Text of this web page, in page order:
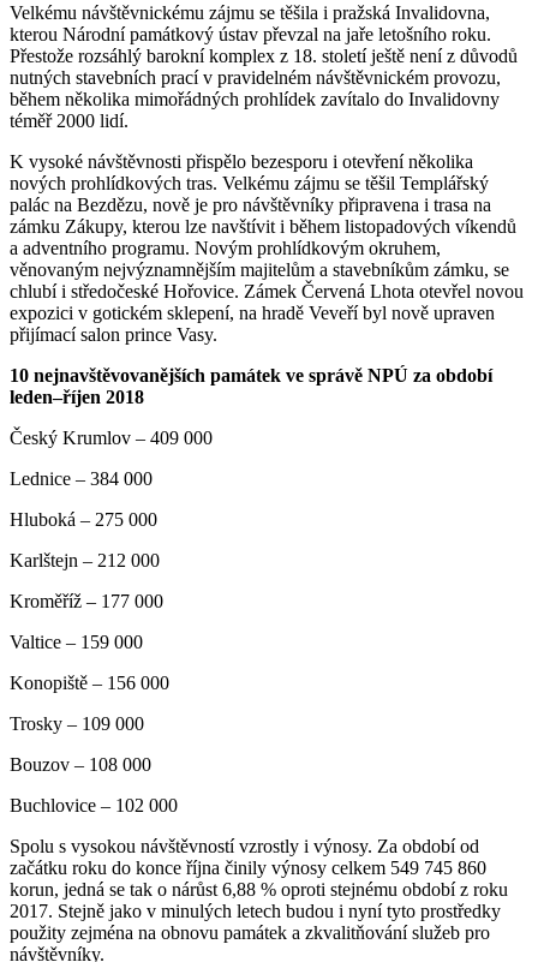
Velkému návštěvnickému zájmu se těšila i pražská Invalidovna,
kterou Národní památkový ústav převzal na jaře letošního roku.
Přestože rozsáhlý barokní komplex z 18. století ještě není z důvodů
nutných stavebních prací v pravidelném návštěvnickém provozu,
během několika mimořádných prohlídek zavítalo do Invalidovny
téměř 2000 lidí.
K vysoké návštěvnosti přispělo bezesporu i otevření několika
nových prohlídkových tras. Velkému zájmu se těšil Templářský
palác na Bezdězu, nově je pro návštěvníky připravena i trasa na
zámku Zákupy, kterou lze navštívit i během listopadových víkendů
a adventního programu. Novým prohlídkovým okruhem,
věnovaným nejvýznamnějším majitelům a stavebníkům zámku, se
chlubí i středočeské Hořovice. Zámek Červená Lhota otevřel novou
expozici v gotickém sklepení, na hradě Veveří byl nově upraven
přijímací salon prince Vasy.
10 nejnavštěvovanějších památek ve správě NPÚ za období
leden–říjen 2018
Český Krumlov – 409 000
Lednice – 384 000
Hluboká – 275 000
Karlštejn – 212 000
Kroměříž – 177 000
Valtice – 159 000
Konopiště – 156 000
Trosky – 109 000
Bouzov – 108 000
Buchlovice – 102 000
Spolu s vysokou návštěvností vzrostly i výnosy. Za období od
začátku roku do konce října činily výnosy celkem 549 745 860
korun, jedná se tak o nárůst 6,88 % oproti stejnému období z roku
2017. Stejně jako v minulých letech budou i nyní tyto prostředky
použity zejména na obnovu památek a zkvalitňování služeb pro
návštěvníky.